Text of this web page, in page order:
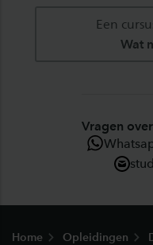
Een
Wat
Vragen
Home Opleidingen